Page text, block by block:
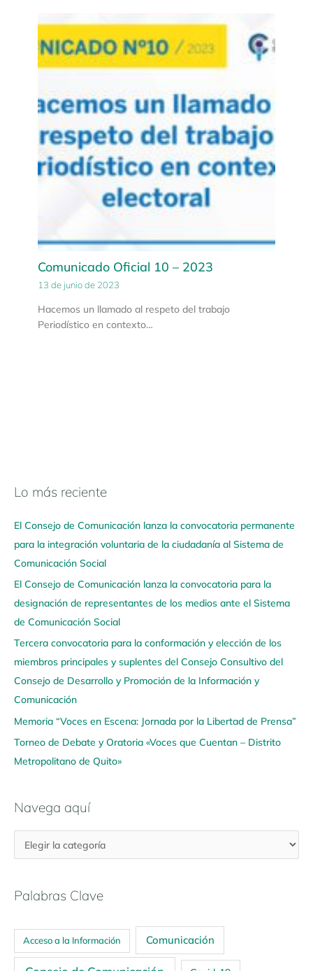
Comunicado Oficial 10 – 2023
13 de junio de 2023
Hacemos un llamado al respeto del trabajo
Periodístico en contexto…
Lo más reciente
El Consejo de Comunicación lanza la convocatoria permanente
para la integración voluntaria de la ciudadanía al Sistema de
Comunicación Social
El Consejo de Comunicación lanza la convocatoria para la
designación de representantes de los medios ante el Sistema
de Comunicación Social
Tercera convocatoria para la conformación y elección de los
miembros principales y suplentes del Consejo Consultivo del
Consejo de Desarrollo y Promoción de la Información y
Comunicación
Memoria “Voces en Escena: Jornada por la Libertad de Prensa”
Torneo de Debate y Oratoria «Voces que Cuentan – Distrito
Metropolitano de Quito»
Navega aquí
N
v
e
g
a
a
q
u
í
Palabras Clave
Acceso a la Información Comunicación